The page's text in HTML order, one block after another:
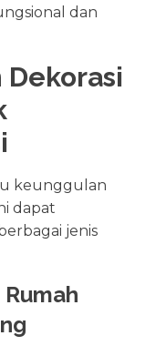
dan
Dekorasi
keunggulan
dapat
jenis